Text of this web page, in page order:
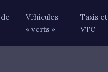
Véhicules
« verts »
Taxis et
VTC